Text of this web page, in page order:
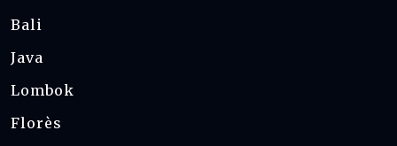
Bali
Java
Lombok
Florès